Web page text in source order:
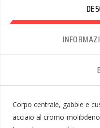
Corpo centrale, gabbie e
acciaio al cromo-